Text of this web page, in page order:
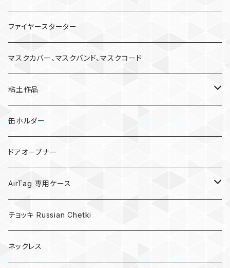
ファイヤースターター
マスクカバー、マスクバンド、マスクコード
粘土作品
亀
キノコ
缶ホルダー
ドアオープナー
AirTag 専用ケース
AirTagキーリング
チョッキ Russian Chetki
ネックレス